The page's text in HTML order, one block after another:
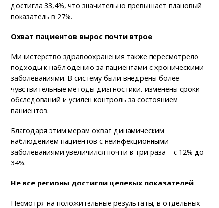
достигла 33,4%, что значительно превышает плановый
показатель в 27%.
Охват пациентов вырос почти втрое
Министерство здравоохранения также пересмотрело
подходы к наблюдению за пациентами с хроническими
заболеваниями. В систему были внедрены более
чувствительные методы диагностики, изменены сроки
обследований и усилен контроль за состоянием
пациентов.
Благодаря этим мерам охват динамическим
наблюдением пациентов с неинфекционными
заболеваниями увеличился почти в три раза – с 12% до
34%.
Не все регионы достигли целевых показателей
Несмотря на положительные результаты, в отдельных